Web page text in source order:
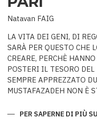
Natavan FAIG
LA VITA DEI GENI, DI
SARÀ PER QUESTO CHE
CREARE, PERCHÈ
POSTERI IL TESORO
SEMPRE APPREZZATO
MUSTAFAZADEH NON È
PER SAPERNE DI PIÙ SU